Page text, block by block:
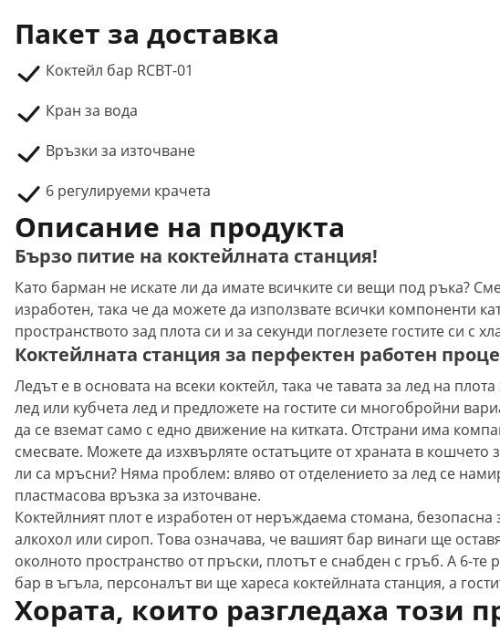
Пакет за доставка
Коктейл бар RCBT-01
Кран за вода
Връзки за източване
6 регулируеми крачета
Описание на продукта
Бързо питие на коктейлната станция!
Като барман не искате ли да имате всичките си вещи под ръка?
изработен, така че да можете да използвате всички компоненти
пространството зад плота си и за секунди поглезете гостите си с
Коктейлната станция за перфектен работен
Ледът е в основата на всеки коктейл, така че тавата за лед на
лед или кубчета лед и предложете на гостите си многобройни
да се вземат само с едно движение на китката. Отстрани има
смесвате. Можете да изхвърляте остатъците от храната в
ли са мръсни? Няма проблем: вляво от отделението за лед се
пластмасова връзка за източване.
Коктейлният плот е изработен от неръждаема стомана,
алкохол или сироп. Това означава, че вашият бар винаги ще
околното пространство от пръски, плотът е снабден с гръб. А 6-
бар в ъгъла, персоналът ви ще хареса коктейлната станция, а
Хората, които разгледаха този